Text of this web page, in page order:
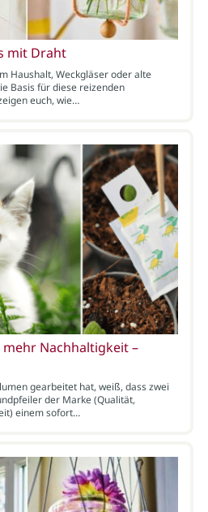
mit Draht
Haushalt, Weckgläser oder alte
Basis für diese reizenden
euch, wie…
Nachhaltigkeit –
gearbeitet hat, weiß, dass zwei
der Marke (Qualität,
einem sofort…